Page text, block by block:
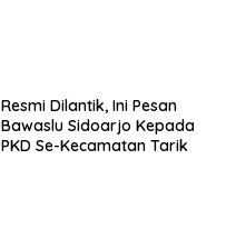
Resmi Dilantik, Ini Pesan
Bawaslu Sidoarjo Kepada
PKD Se-Kecamatan Tarik